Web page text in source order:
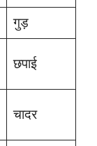
गुड़
छपाई
चादर